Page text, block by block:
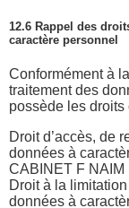
12.6 Rappel des
caractère personnel
Conformément à
traitement des
possède les droits
Droit d’accès, de
données à
CABINET F NAIM
Droit à la
données à